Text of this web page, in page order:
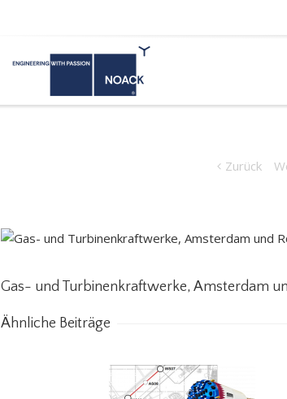
Zurück
Gas- und Turbinenkraftwerke, Amsterdam
Ähnliche Beiträge